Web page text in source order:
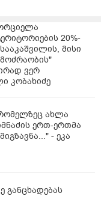
ე დღეა
მათი
დანიშვნა და
20%-
მისი
ვერ
კობახიძე
ახლა
ერთ-ერთმა
- ეკა
განცხადებას